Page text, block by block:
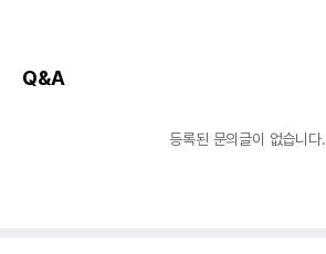
Q&A
등록된 문의글이 없습니다.